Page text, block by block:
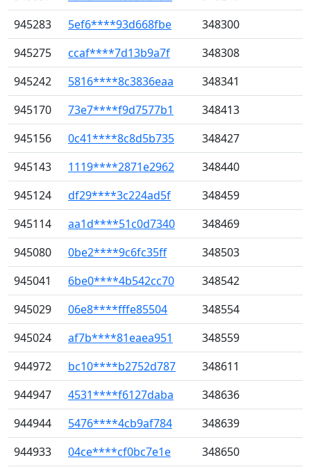
945283
5ef6****93d668fbe
348300
945275
ccaf****7d13b9a7f
348308
945242
5816****8c3836eaa
348341
945170
73e7****f9d7577b1
348413
945156
0c41****8c8d5b735
348427
945143
1119****2871e2962
348440
945124
df29****3c224ad5f
348459
945114
aa1d****51c0d7340
348469
945080
0be2****9c6fc35ff
348503
945041
6be0****4b542cc70
348542
945029
06e8****fffe85504
348554
945024
af7b****81eaea951
348559
944972
bc10****b2752d787
348611
944947
4531****f6127daba
348636
944944
5476****4cb9af784
348639
944933
04ce****cf0bc7e1e 348650